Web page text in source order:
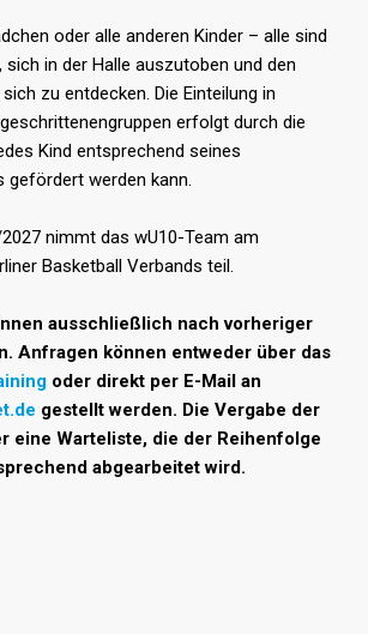
oder alle anderen Kinder – alle sind
sich in der Halle auszutoben und den
zu entdecken. Die Einteilung in
erfolgt durch die
Kind entsprechend seines
gefördert werden kann.
nimmt das wU10-Team am
Basketball Verbands teil.
ausschließlich nach vorheriger
Anfragen können entweder über das
oder direkt per E-Mail an
gestellt werden. Die Vergabe der
eine Warteliste, die der Reihenfolge
abgearbeitet wird.